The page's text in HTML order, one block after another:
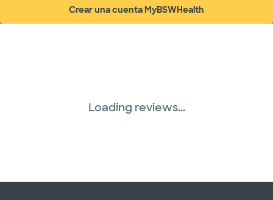
Crear una cuenta MyBSWHealth
(abre en ventana nueva)
Loading reviews...